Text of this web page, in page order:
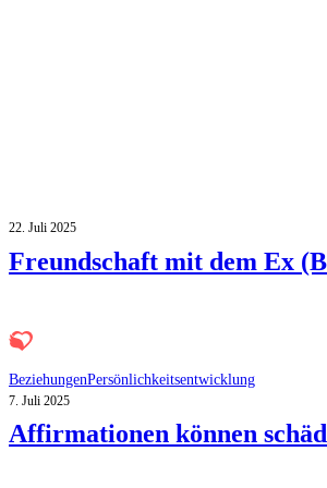
22. Juli 2025
Freundschaft mit dem Ex
BeziehungenPersönlichkeitsentwicklung
7. Juli 2025
Affirmationen können